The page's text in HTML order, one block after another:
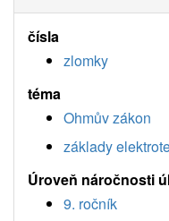
čísla
zlomky
téma
Ohmův zákon
základy
Úroveň náročnosti
9. ročník